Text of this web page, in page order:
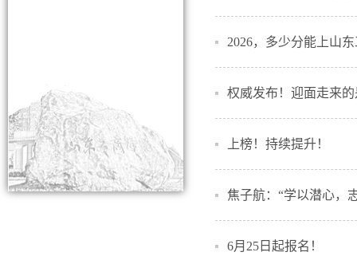
2026，多少分能上山
权威发布！迎面走来
上榜！持续提升！
焦子航：“学以潜心，
6月25日起报名！